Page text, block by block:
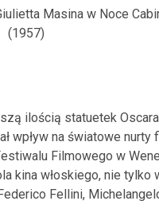
Masina w Noce
(1957)
ilością statuetek
wpływ na światowe
Filmowego w
kina włoskiego, nie
Fellini,